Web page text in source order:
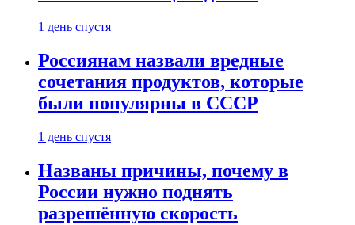
1 день спустя
Россиянам назвали вредные
сочетания продуктов, которые
были популярны в СССР
1 день спустя
Названы причины, почему в
России нужно поднять
разрешённую скорость